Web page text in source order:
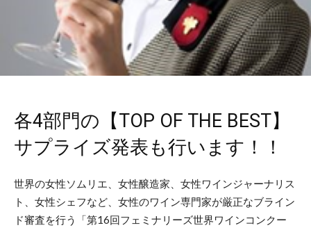
各4部門の【TOP OF THE BEST】
サプライズ発表も行います！！
世界の女性ソムリエ、女性醸造家、女性ワインジャーナリス
ト、女性シェフなど、女性のワイン専門家が厳正なブライン
ド審査を行う「第16回フェミナリーズ世界ワインコンクー